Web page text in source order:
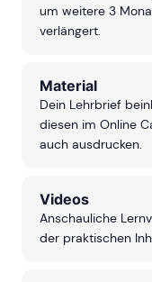
um weitere 3
verlängert.
Material
Dein Lehrbrief
diesen im Online
auch ausdrucken.
Videos
Anschauliche
der praktischen